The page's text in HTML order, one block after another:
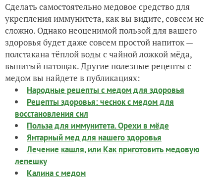
Сделать самостоятельно медовое средство для
укрепления иммунитета, как вы видите, совсем не
сложно. Однако неоценимой пользой для вашего
здоровья будет даже совсем простой напиток —
полстакана тёплой воды с чайной ложкой мёда,
выпитый натощак. Другие полезные рецепты с
медом вы найдете в публикациях:
Народные рецепты с медом для здоровья
Рецепты здоровья: чеснок с медом для
восстановления сил
Польза для иммунитета. Орехи в мёде
Янтарный мед для нашего здоровья
Лечение кашля, или Как приготовить медовую
лепешку
Калина с медом